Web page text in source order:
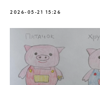
2026-05-21 15:26